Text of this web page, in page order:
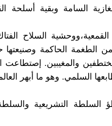
السامة وبقية أسلحة
السلاح
من الطغمة الحاكمة
والمغيبين.
السلمي. وهو ما أبهر
السلطة التشريعية